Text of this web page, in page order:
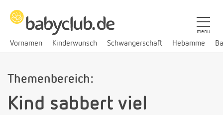
Vornamen Kinderwunsch Schwangerschaft Hebamme
menü
Themenbereich:
Kind sabbert viel